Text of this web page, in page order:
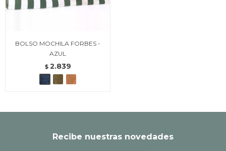
BOLSO MOCHILA FORBES -
AZUL
$ 2.839
Recibe nuestras novedades